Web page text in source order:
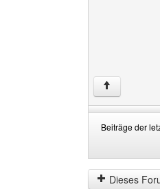
↑
Beiträge der
der
letzten
by
Dieses